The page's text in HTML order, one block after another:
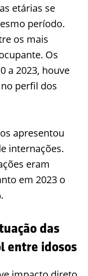
etárias se
período.
os mais
Os
a 2023, houve
perfil dos
apresentou
internações.
eram
em 2023 o
das
entre idosos